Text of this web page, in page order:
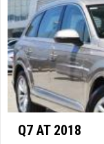
Q7 AT 2018